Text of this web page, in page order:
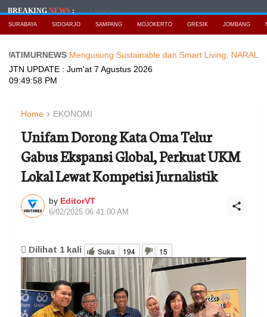
BREAKINGNEWS: Loading...
SURABAYA SIDOARJO SAMPANG MOJOKERTO GRESIK JOMBANG
Mengusung Sustainable dan Smart Living, NARALOKA 2026
JTN UPDATE : Jum'at 7 Agustus 2026
09:50:00 PM
Home EKONOMI
Unifam Dorong Kata Oma Telur
Gabus Ekspansi Global, Perkuat UKM
Lokal Lewat Kompetisi Jurnalistik
by EditorVT
6/02/2025 06:41:00 AM
Dilihat 1 kali Suka 194 15